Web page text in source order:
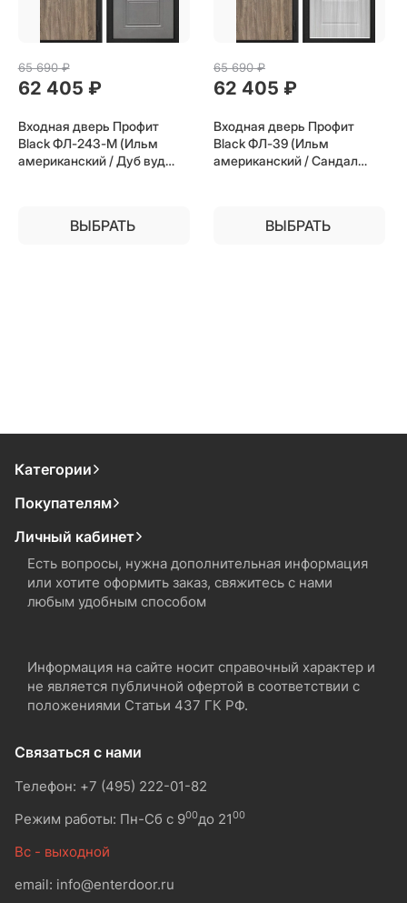
65 690 ₽
62 405 ₽
Входная дверь Профит
Black ФЛ-243-М (Ильм
американский / Дуб вуд
ВЫБРАТЬ
65 690 ₽
62 405 ₽
Входная дверь Профит
Black ФЛ-39 (Ильм
американский / Сандал
ВЫБРАТЬ
Категории
Покупателям
Личный кабинет
Есть вопросы, нужна дополнительная информация
или хотите оформить заказ, свяжитесь с нами
любым удобным способом
Информация на сайте носит справочный характер и
не является публичной офертой в соответствии с
положениями Статьи 437 ГК РФ.
Связаться с нами
Телефон: +7 (495) 222-01-82
Режим работы: Пн-Сб с 900до 2100
Вс - выходной
email: info@enterdoor.ru